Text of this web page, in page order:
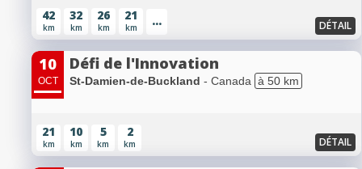
42
km
32
km
26
km
21
km ... DÉTAIL
10
OCT
Défi de l'Innovation
St-Damien-de-Buckland - Canada à 50 km
21
km
10
km
5
km
2
km DÉTAIL